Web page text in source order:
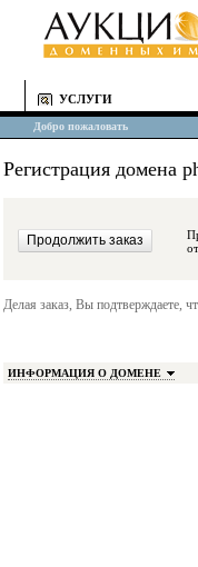
УСЛУГИ
Добро пожаловать
Регистрация домена
Делая заказ, Вы подтверждаете,
ИНФОРМАЦИЯ О ДОМЕНЕ